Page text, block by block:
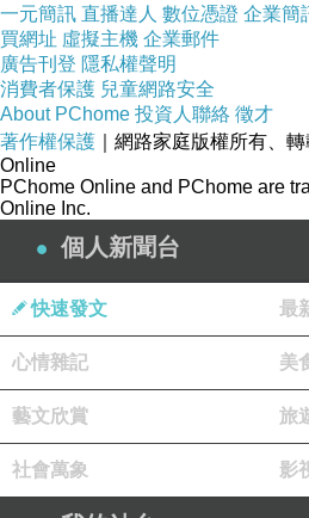
為表揚行員的機警判斷與迅
別頒發三千元禮券，以感謝
警方也持續推動金融機構
制，今年以來已成功攔阻六
成效逐步提升，有效降低民
新化分局再次提醒市民，若
帳戶異常或要求操作ＡＴＭ
保持警覺，勿輕易相信來電
疑慮，應撥打一六五反詐騙
所進行確認，以避免財產
「一六五全民防騙網」近
板」，可提供最新詐騙案例
巧，鼓勵民眾多加利用該
能力，守護財產安全。
一元簡訊 直播達人 數位憑證 企業簡
買網址 虛擬主機 企業郵件
廣告刊登 隱私權聲明
消費者保護 兒童網路安全
About PChome 投資人聯絡 徵才
著作權保護 ｜網路家庭版權所有、
Online
PChome Online and PChome are
Online Inc.
個人新聞台
快速發文 最
心情雜記 美
藝文欣賞 旅
社會萬象 影